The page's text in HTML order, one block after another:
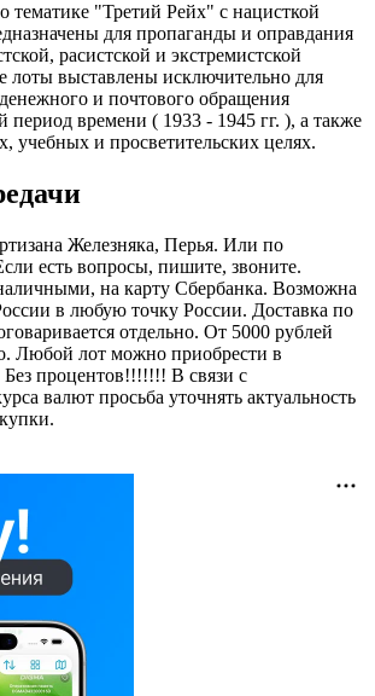
"Третий Рейх" с нацисткой
для пропаганды и оправдания
расистской и экстремистской
лоты выставлены исключительно для
и почтового обращения
времени ( 1933 - 1945 гг. ), а также
учебных и просветительских целях.
Железняка, Перья. Или по
есть вопросы, пишите, звоните.
на карту Сбербанка. Возможна
в любую точку России. Доставка по
отдельно. От 5000 рублей
Любой лот можно приобрести в
процентов!!!!!!! В связи с
валют просьба уточнять актуальность